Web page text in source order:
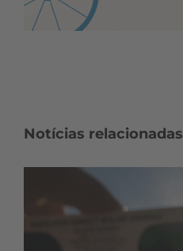
Notícias relacionadas